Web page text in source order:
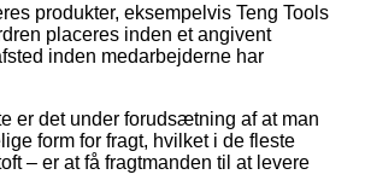
produkter, eksempelvis Teng Tools
placeres inden et angivent
inden medarbejderne har
er det under forudsætning af at man
form for fragt, hvilket i de fleste
– er at få fragtmanden til at levere